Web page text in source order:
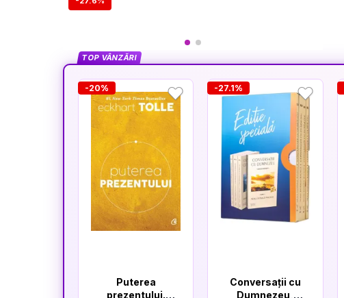
TOP VÂNZĂRI
-20%
Puterea
prezentului.
-27.1%
Conversații cu
Dumnezeu,